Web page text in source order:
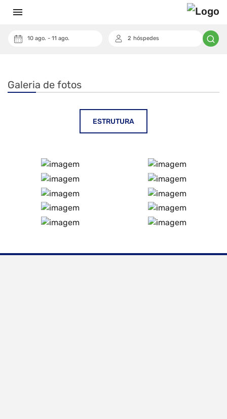
menu
10 ago. - 11 ago. 2 hóspedes
Galeria de fotos
ESTRUTURA